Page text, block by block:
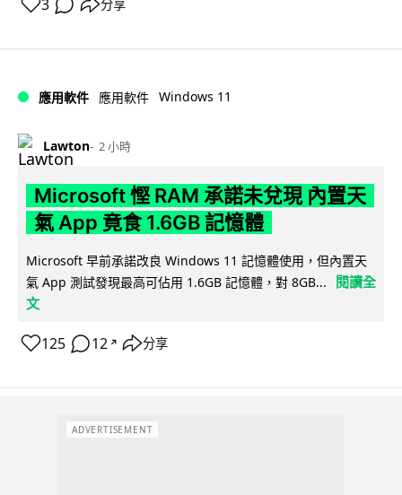
3 分享
應用軟件 應用軟件 Windows 11
Lawton 2 小時
Microsoft 慳 RAM 承諾未兌現 內置天
氣 App 竟食 1.6GB 記憶體
Microsoft 早前承諾改良 Windows 11 記憶體使用，但內置天
氣 App 測試發現最高可佔用 1.6GB 記憶體，對 8GB...
閱讀全
文
125 12 ↗ 分享
ADVERTISEMENT